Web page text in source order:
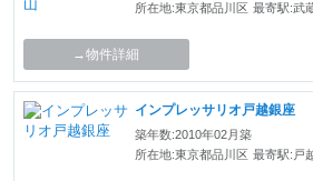
所在地:東京都品川区 最寄駅:武
→物件詳細
インプレッサリオ戸越銀座
築年数:2010年02月築
所在地:東京都品川区 最寄駅:戸